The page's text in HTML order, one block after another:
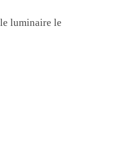
luminaire le